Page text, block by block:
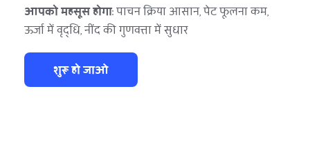
आपको महसूस होगा: पाचन क्रिया आसान, पेट फूलना कम,
ऊर्जा में वृद्धि, नींद की गुणवत्ता में सुधार
शुरू हो जाओ